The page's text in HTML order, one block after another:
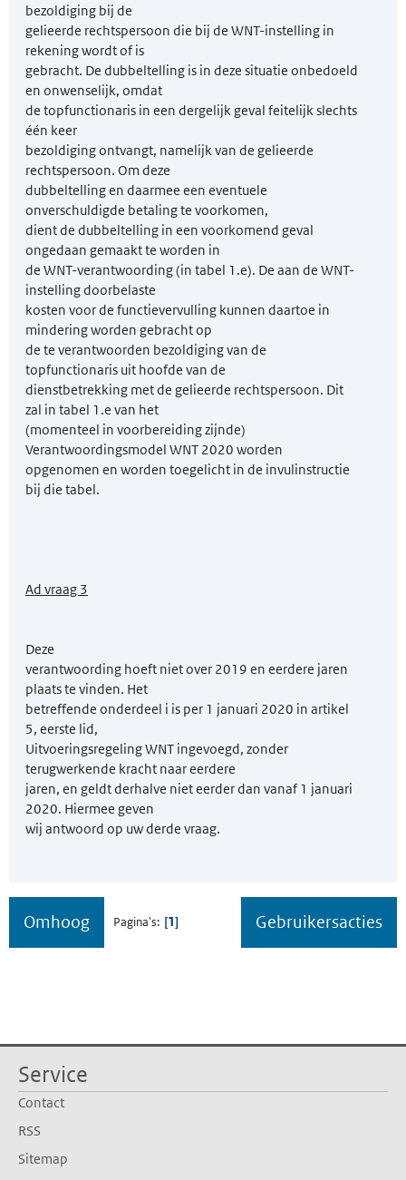
bezoldiging bij de
gelieerde rechtspersoon die bij de WNT-instelling in
rekening wordt of is
gebracht. De dubbeltelling is in deze situatie onbedoeld
en onwenselijk, omdat
de topfunctionaris in een dergelijk geval feitelijk slechts
één keer
bezoldiging ontvangt, namelijk van de gelieerde
rechtspersoon. Om deze
dubbeltelling en daarmee een eventuele
onverschuldigde betaling te voorkomen,
dient de dubbel­telling in een voorkomend geval
ongedaan gemaakt te worden in
de WNT-verantwoording (in tabel 1.e). De aan de WNT-
instelling doorbelaste
kosten voor de functievervulling kunnen daartoe in
mindering worden gebracht op
de te verantwoorden bezoldiging van de
topfunctionaris uit hoofde van de
dienstbetrekking met de gelieerde rechtspersoon. Dit
zal in tabel 1.e van het
(momenteel in voorbereiding zijnde)
Verantwoordingsmodel WNT 2020 worden
opgenomen en worden toegelicht in de invulinstructie
bij die tabel.
Ad vraag 3
Deze
verantwoording hoeft niet over 2019 en eerdere jaren
plaats te vinden. Het
betreffende onderdeel i is per 1 januari 2020 in artikel
5, eerste lid,
Uitvoeringsregeling WNT ingevoegd, zonder
terugwerkende kracht naar eerdere
jaren, en geldt derhalve niet eerder dan vanaf 1 januari
2020. Hiermee geven
wij antwoord op uw derde vraag.
Omhoog Pagina's 1 Gebruikersacties
Service
Contact
RSS
Sitemap